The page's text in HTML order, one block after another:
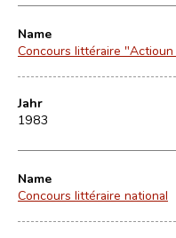
Name
Concours littéraire
Jahr
1983
Name
Concours littéraire national